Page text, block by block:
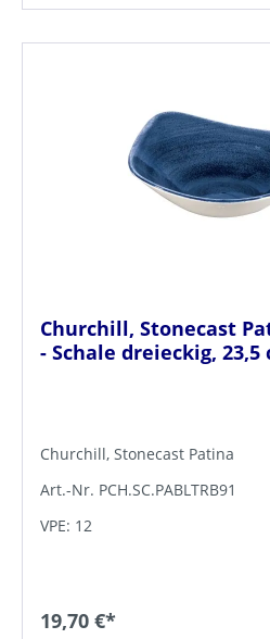
Churchill, Stonecast
- Schale dreieckig, 23,5
Churchill, Stonecast Patina
Art.-Nr. PCH.SC.PABLTRB91
VPE: 12
19,70 €*